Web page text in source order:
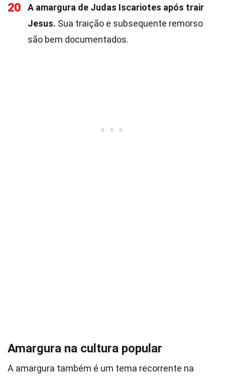
20
A amargura de Judas Iscariotes após trair
Jesus. Sua traição e subsequente remorso
são bem documentados.
Amargura na cultura popular
A amargura também é um tema recorrente na